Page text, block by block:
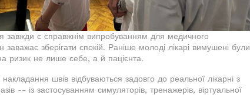
завжди є справжнім випробуванням для медичного
зберігати спокій. Раніше молоді лікарі вимушені були
ризик не лише себе, а й пацієнта.
швів відбуваються задовго до реальної лікарні з
-- із застосуванням симуляторів, тренажерів, віртуальної